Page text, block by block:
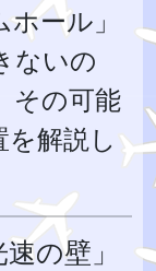
ール」
ないの
その可能
解説し
の壁」